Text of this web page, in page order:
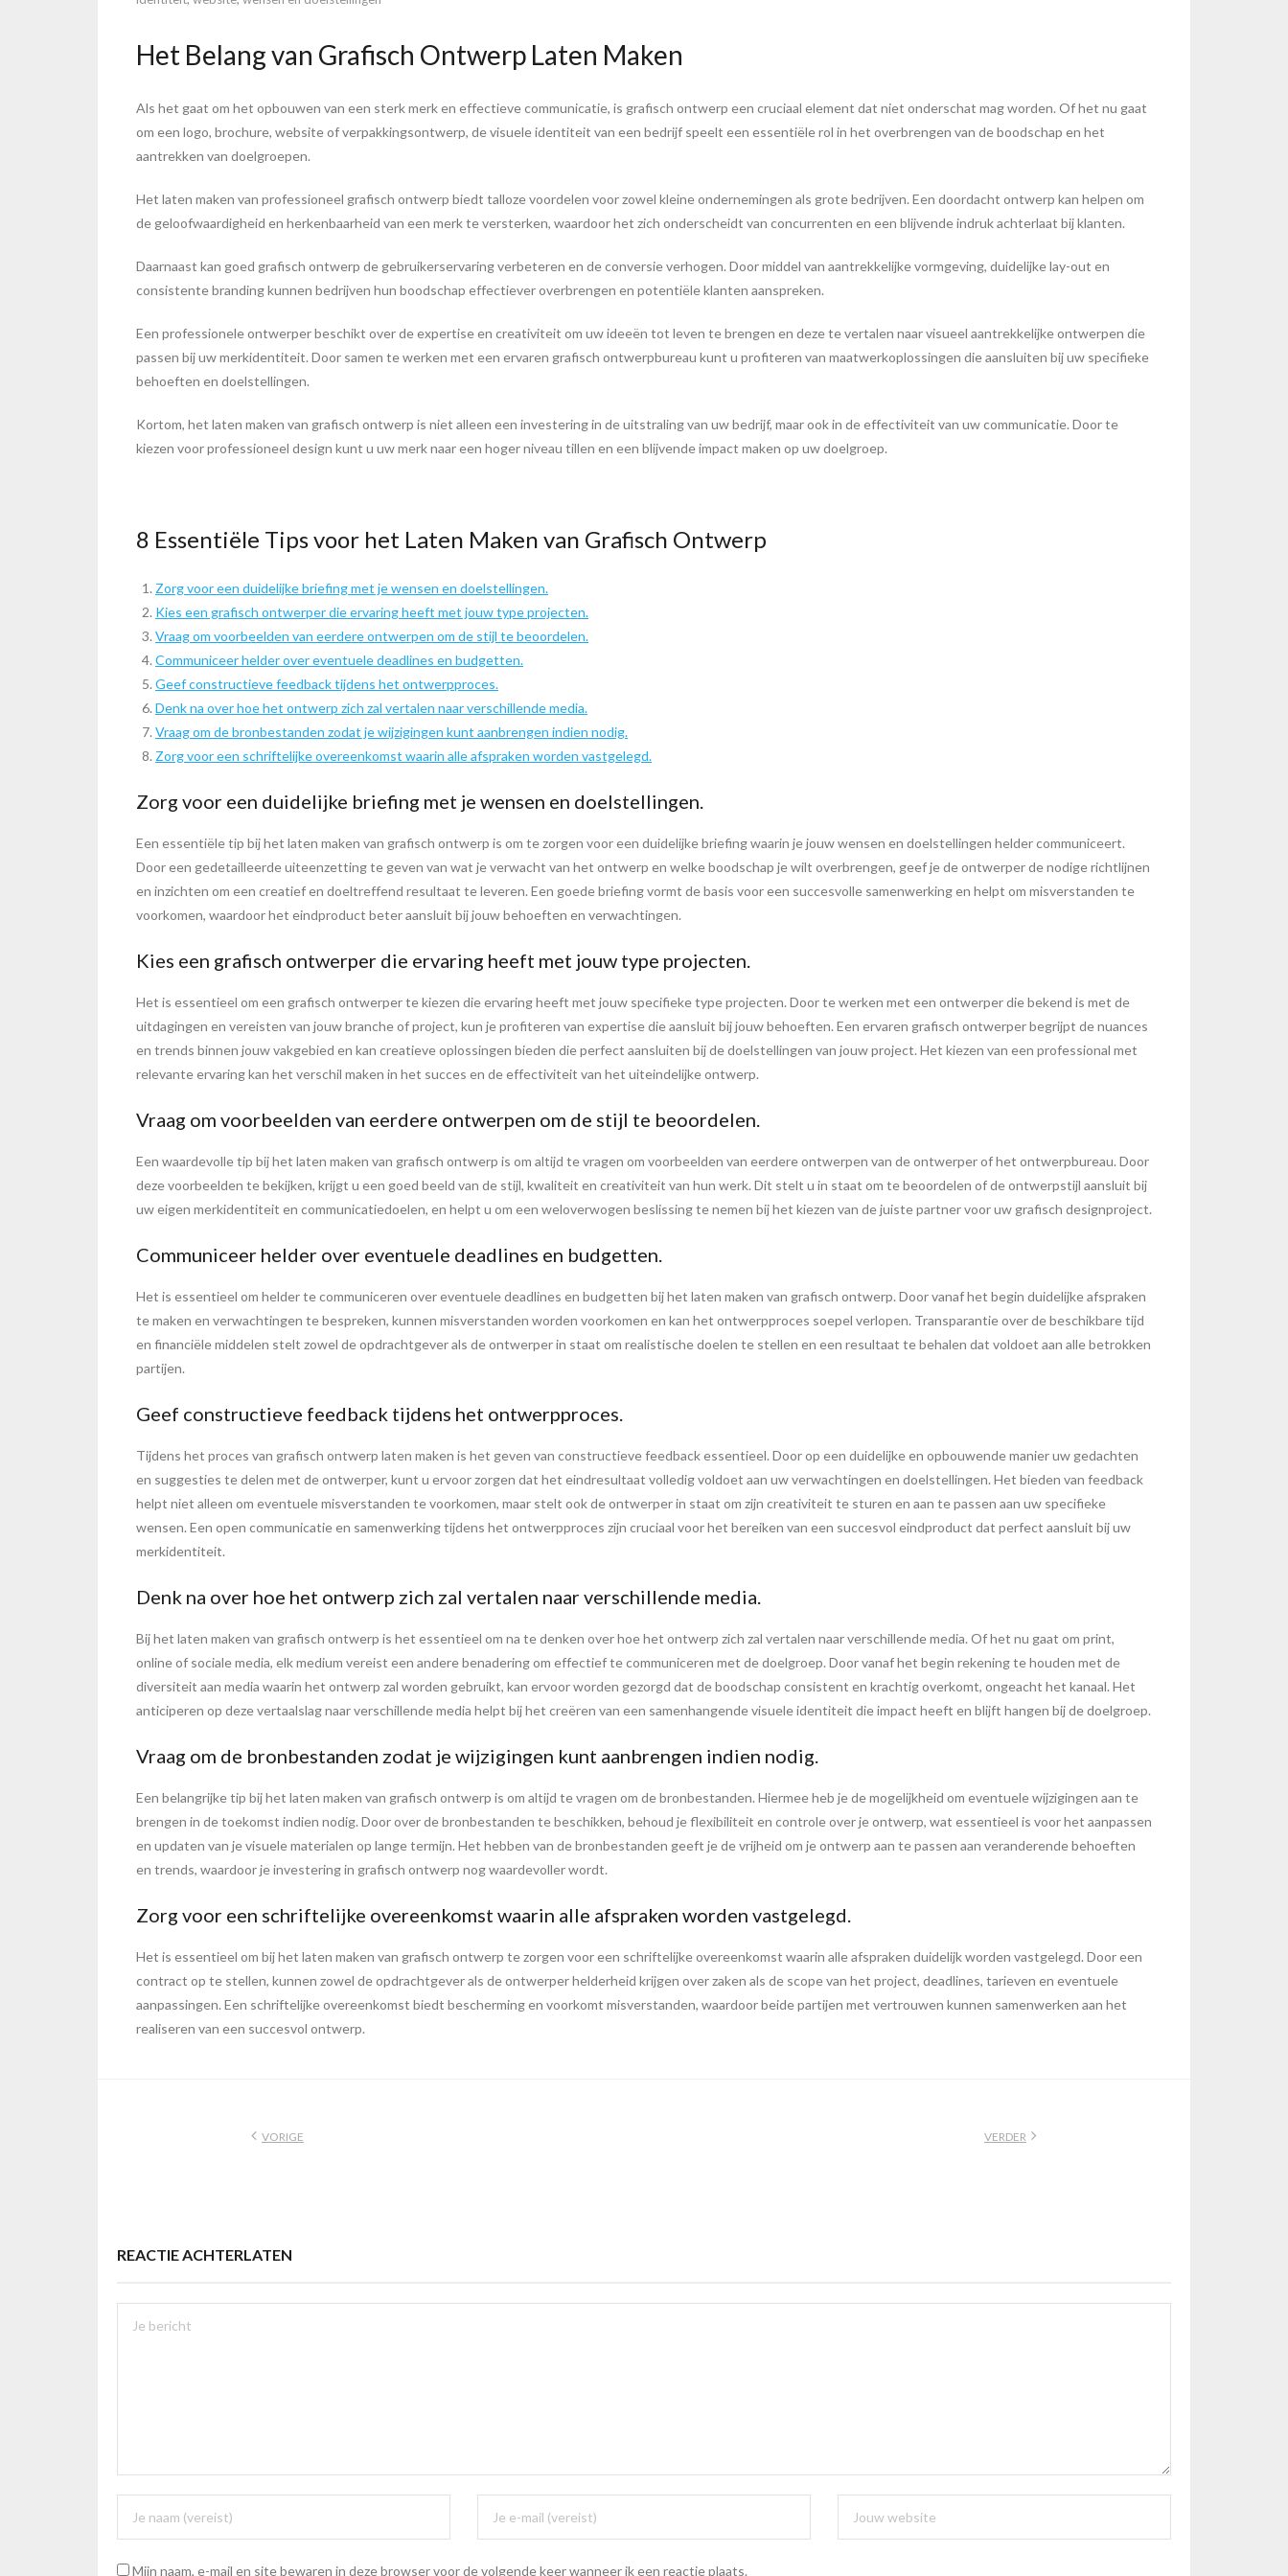
Het Belang van Grafisch Ontwerp Laten Maken
Als het gaat om het opbouwen van een sterk merk en effectieve communicatie, is grafisch ontwerp een cruciaal element dat niet onderschat mag worden. Of het nu gaat
om een logo, brochure, website of verpakkingsontwerp, de visuele identiteit van een bedrijf speelt een essentiële rol in het overbrengen van de boodschap en het
aantrekken van doelgroepen.
Het laten maken van professioneel grafisch ontwerp biedt talloze voordelen voor zowel kleine ondernemingen als grote bedrijven. Een doordacht ontwerp kan helpen om
de geloofwaardigheid en herkenbaarheid van een merk te versterken, waardoor het zich onderscheidt van concurrenten en een blijvende indruk achterlaat bij klanten.
Daarnaast kan goed grafisch ontwerp de gebruikerservaring verbeteren en de conversie verhogen. Door middel van aantrekkelijke vormgeving, duidelijke lay-out en
consistente branding kunnen bedrijven hun boodschap effectiever overbrengen en potentiële klanten aanspreken.
Een professionele ontwerper beschikt over de expertise en creativiteit om uw ideeën tot leven te brengen en deze te vertalen naar visueel aantrekkelijke ontwerpen die
passen bij uw merkidentiteit. Door samen te werken met een ervaren grafisch ontwerpbureau kunt u profiteren van maatwerkoplossingen die aansluiten bij uw specifieke
behoeften en doelstellingen.
Kortom, het laten maken van grafisch ontwerp is niet alleen een investering in de uitstraling van uw bedrijf, maar ook in de effectiviteit van uw communicatie. Door te
kiezen voor professioneel design kunt u uw merk naar een hoger niveau tillen en een blijvende impact maken op uw doelgroep.
8 Essentiële Tips voor het Laten Maken van Grafisch Ontwerp
Zorg voor een duidelijke briefing met je wensen en doelstellingen.
Kies een grafisch ontwerper die ervaring heeft met jouw type projecten.
Vraag om voorbeelden van eerdere ontwerpen om de stijl te beoordelen.
Communiceer helder over eventuele deadlines en budgetten.
Geef constructieve feedback tijdens het ontwerpproces.
Denk na over hoe het ontwerp zich zal vertalen naar verschillende media.
Vraag om de bronbestanden zodat je wijzigingen kunt aanbrengen indien nodig.
Zorg voor een schriftelijke overeenkomst waarin alle afspraken worden vastgelegd.
Zorg voor een duidelijke briefing met je wensen en doelstellingen.
Een essentiële tip bij het laten maken van grafisch ontwerp is om te zorgen voor een duidelijke briefing waarin je jouw wensen en doelstellingen helder communiceert.
Door een gedetailleerde uiteenzetting te geven van wat je verwacht van het ontwerp en welke boodschap je wilt overbrengen, geef je de ontwerper de nodige richtlijnen
en inzichten om een creatief en doeltreffend resultaat te leveren. Een goede briefing vormt de basis voor een succesvolle samenwerking en helpt om misverstanden te
voorkomen, waardoor het eindproduct beter aansluit bij jouw behoeften en verwachtingen.
Kies een grafisch ontwerper die ervaring heeft met jouw type projecten.
Het is essentieel om een grafisch ontwerper te kiezen die ervaring heeft met jouw specifieke type projecten. Door te werken met een ontwerper die bekend is met de
uitdagingen en vereisten van jouw branche of project, kun je profiteren van expertise die aansluit bij jouw behoeften. Een ervaren grafisch ontwerper begrijpt de nuances
en trends binnen jouw vakgebied en kan creatieve oplossingen bieden die perfect aansluiten bij de doelstellingen van jouw project. Het kiezen van een professional met
relevante ervaring kan het verschil maken in het succes en de effectiviteit van het uiteindelijke ontwerp.
Vraag om voorbeelden van eerdere ontwerpen om de stijl te beoordelen.
Een waardevolle tip bij het laten maken van grafisch ontwerp is om altijd te vragen om voorbeelden van eerdere ontwerpen van de ontwerper of het ontwerpbureau. Door
deze voorbeelden te bekijken, krijgt u een goed beeld van de stijl, kwaliteit en creativiteit van hun werk. Dit stelt u in staat om te beoordelen of de ontwerpstijl aansluit bij
uw eigen merkidentiteit en communicatiedoelen, en helpt u om een weloverwogen beslissing te nemen bij het kiezen van de juiste partner voor uw grafisch designproject.
Communiceer helder over eventuele deadlines en budgetten.
Het is essentieel om helder te communiceren over eventuele deadlines en budgetten bij het laten maken van grafisch ontwerp. Door vanaf het begin duidelijke afspraken
te maken en verwachtingen te bespreken, kunnen misverstanden worden voorkomen en kan het ontwerpproces soepel verlopen. Transparantie over de beschikbare tijd
en financiële middelen stelt zowel de opdrachtgever als de ontwerper in staat om realistische doelen te stellen en een resultaat te behalen dat voldoet aan alle betrokken
partijen.
Geef constructieve feedback tijdens het ontwerpproces.
Tijdens het proces van grafisch ontwerp laten maken is het geven van constructieve feedback essentieel. Door op een duidelijke en opbouwende manier uw gedachten
en suggesties te delen met de ontwerper, kunt u ervoor zorgen dat het eindresultaat volledig voldoet aan uw verwachtingen en doelstellingen. Het bieden van feedback
helpt niet alleen om eventuele misverstanden te voorkomen, maar stelt ook de ontwerper in staat om zijn creativiteit te sturen en aan te passen aan uw specifieke
wensen. Een open communicatie en samenwerking tijdens het ontwerpproces zijn cruciaal voor het bereiken van een succesvol eindproduct dat perfect aansluit bij uw
merkidentiteit.
Denk na over hoe het ontwerp zich zal vertalen naar verschillende media.
Bij het laten maken van grafisch ontwerp is het essentieel om na te denken over hoe het ontwerp zich zal vertalen naar verschillende media. Of het nu gaat om print,
online of sociale media, elk medium vereist een andere benadering om effectief te communiceren met de doelgroep. Door vanaf het begin rekening te houden met de
diversiteit aan media waarin het ontwerp zal worden gebruikt, kan ervoor worden gezorgd dat de boodschap consistent en krachtig overkomt, ongeacht het kanaal. Het
anticiperen op deze vertaalslag naar verschillende media helpt bij het creëren van een samenhangende visuele identiteit die impact heeft en blijft hangen bij de doelgroep.
Vraag om de bronbestanden zodat je wijzigingen kunt aanbrengen indien nodig.
Een belangrijke tip bij het laten maken van grafisch ontwerp is om altijd te vragen om de bronbestanden. Hiermee heb je de mogelijkheid om eventuele wijzigingen aan te
brengen in de toekomst indien nodig. Door over de bronbestanden te beschikken, behoud je flexibiliteit en controle over je ontwerp, wat essentieel is voor het aanpassen
en updaten van je visuele materialen op lange termijn. Het hebben van de bronbestanden geeft je de vrijheid om je ontwerp aan te passen aan veranderende behoeften
en trends, waardoor je investering in grafisch ontwerp nog waardevoller wordt.
Zorg voor een schriftelijke overeenkomst waarin alle afspraken worden vastgelegd.
Het is essentieel om bij het laten maken van grafisch ontwerp te zorgen voor een schriftelijke overeenkomst waarin alle afspraken duidelijk worden vastgelegd. Door een
contract op te stellen, kunnen zowel de opdrachtgever als de ontwerper helderheid krijgen over zaken als de scope van het project, deadlines, tarieven en eventuele
aanpassingen. Een schriftelijke overeenkomst biedt bescherming en voorkomt misverstanden, waardoor beide partijen met vertrouwen kunnen samenwerken aan het
realiseren van een succesvol ontwerp.
VORIGE VERDER
REACTIE ACHTERLATEN
Mijn naam, e-mail en site bewaren in deze browser voor de volgende keer wanneer ik een reactie plaats.